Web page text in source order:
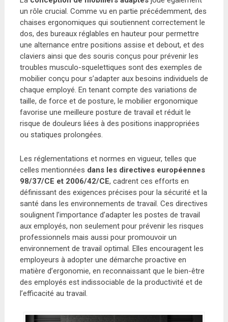
un rôle crucial. Comme vu en partie précédemment, des
chaises ergonomiques qui soutiennent correctement le
dos, des bureaux réglables en hauteur pour permettre
une alternance entre positions assise et debout, et des
claviers ainsi que des souris conçus pour prévenir les
troubles musculo-squelettiques sont des exemples de
mobilier conçu pour s’adapter aux besoins individuels de
chaque employé. En tenant compte des variations de
taille, de force et de posture, le mobilier ergonomique
favorise une meilleure posture de travail et réduit le
risque de douleurs liées à des positions inappropriées
ou statiques prolongées.
Les réglementations et normes en vigueur, telles que
celles mentionnées dans les directives européennes
98/37/CE et 2006/42/CE, cadrent ces efforts en
définissant des exigences précises pour la sécurité et la
santé dans les environnements de travail. Ces directives
soulignent l’importance d’adapter les postes de travail
aux employés, non seulement pour prévenir les risques
professionnels mais aussi pour promouvoir un
environnement de travail optimal. Elles encouragent les
employeurs à adopter une démarche proactive en
matière d’ergonomie, en reconnaissant que le bien-être
des employés est indissociable de la productivité et de
l’efficacité au travail.